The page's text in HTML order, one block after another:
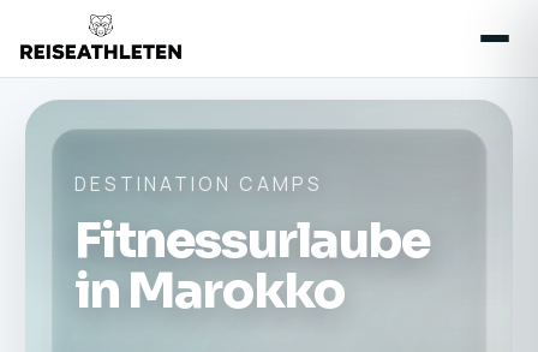
DESTINATION CAMPS
Fitnessurlaube
in Marokko